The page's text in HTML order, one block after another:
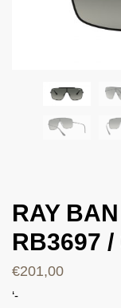
RAY
RB3697 /
€201,00
‘-